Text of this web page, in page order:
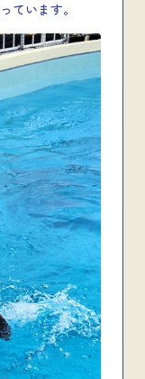
ています。